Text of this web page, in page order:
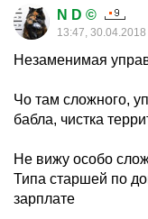
N D ©
13:47, 30.04.2018
Незаменимая
Чо там сложного,
бабла, чистка
Не вижу особо
Типа старшей по
зарплате